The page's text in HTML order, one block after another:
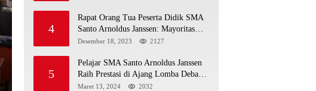
PERTAMA
4
Rapat Orang Tua Peserta Didik SMA
Santo Arnoldus Janssen: Mayoritas
Siap Mendukung Komite Sekolah
Desember 18, 2023 2127
5
Pelajar SMA Santo Arnoldus Janssen
Raih Prestasi di Ajang Lomba Debat
Ekonomi IV, Gelar Best Speaker
Maret 13, 2024 2032